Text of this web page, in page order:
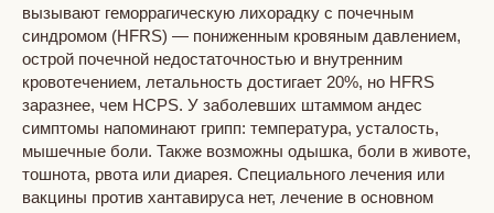
вызывают геморрагическую лихорадку с почечным
синдромом (HFRS) — пониженным кровяным давлением,
острой почечной недостаточностью и внутренним
кровотечением, летальность достигает 20%, но HFRS
заразнее, чем HCPS. У заболевших штаммом андес
симптомы напоминают грипп: температура, усталость,
мышечные боли. Также возможны одышка, боли в животе,
тошнота, рвота или диарея. Специального лечения или
вакцины против хантавируса нет, лечение в основном